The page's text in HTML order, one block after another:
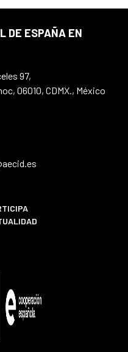
DE ESPAÑA EN
97,
06010, CDMX., México